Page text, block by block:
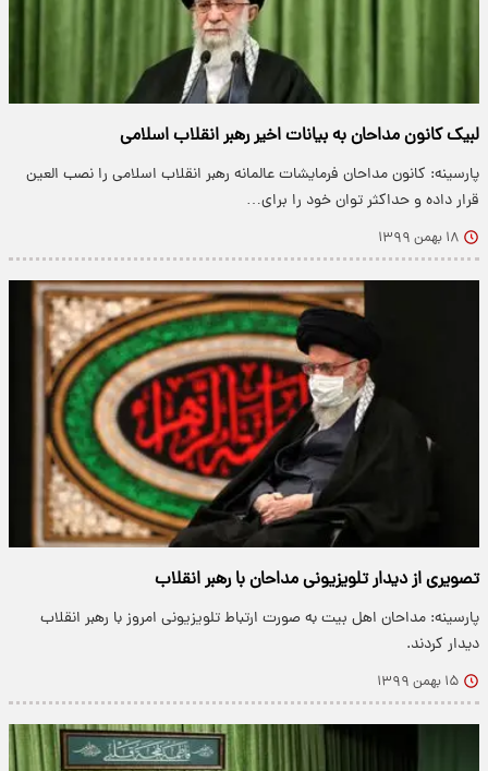
لبیک کانون مداحان به بیانات اخیر رهبر انقلاب اسلامی
پارسینه: کانون مداحان فرمایشات عالمانه رهبر انقلاب اسلامی را نصب العین
قرار داده و حداکثر توان خود را برای…
۱۸ بهمن ۱۳۹۹
تصویری از دیدار تلویزیونی مداحان با رهبر انقلاب
پارسینه: مداحان اهل بیت به صورت ارتباط تلویزیونی امروز با رهبر انقلاب
دیدار کردند.
۱۵ بهمن ۱۳۹۹